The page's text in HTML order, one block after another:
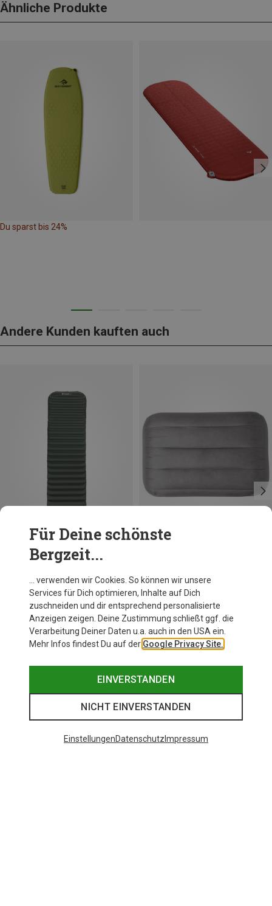
Ähnliche Produkte
Du sparst bis 24%
Andere Kunden kauften auch
Dreamspell Single Isomatte
195X60CM
Für Deine schönste
Bergzeit...
… verwenden wir Cookies. So können wir unsere
Services für Dich optimieren, Inhalte auf Dich
zuschneiden und dir entsprechend personalisierte
Anzeigen zeigen. Deine Zustimmung schließt ggf. die
Verarbeitung Deiner Daten u.a. auch in den USA ein.
Mehr Infos findest Du auf der Google Privacy Site.
EINVERSTANDEN
NICHT EINVERSTANDEN
EinstellungenDatenschutz Impressum